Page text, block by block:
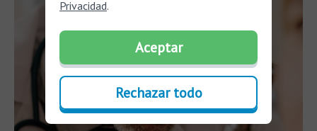
Privacidad.
Aceptar
Rechazar todo